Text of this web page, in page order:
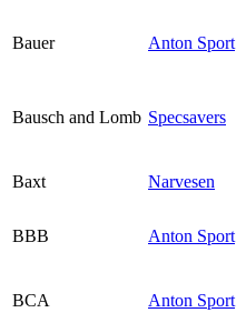
Bauer Anton Sport
Bausch and Lomb Specsavers
Baxt
Narvesen
BBB Anton Sport
BCA Anton Sport